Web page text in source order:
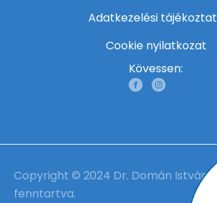
Adatkezelési
Cookie nyilatkozat
Kövessen:
Copyright © 2024 Dr. Domán István |
fenntartva.